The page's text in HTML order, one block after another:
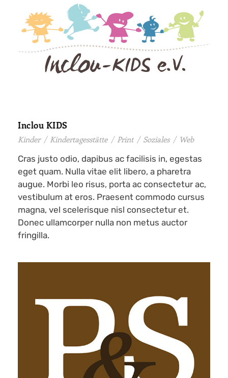
Inclou KIDS
Kinder / Kindertagesstätte / Print / Soziales / Web
Cras justo odio, dapibus ac facilisis in, egestas
eget quam. Nulla vitae elit libero, a pharetra
augue. Morbi leo risus, porta ac consectetur ac,
vestibulum at eros. Praesent commodo cursus
magna, vel scelerisque nisl consectetur et.
Donec ullamcorper nulla non metus auctor
fringilla.